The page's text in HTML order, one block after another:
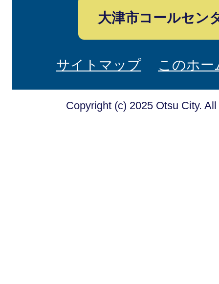
大津市コールセン
サイトマップ このホ
Copyright (c) 2025 Otsu City.